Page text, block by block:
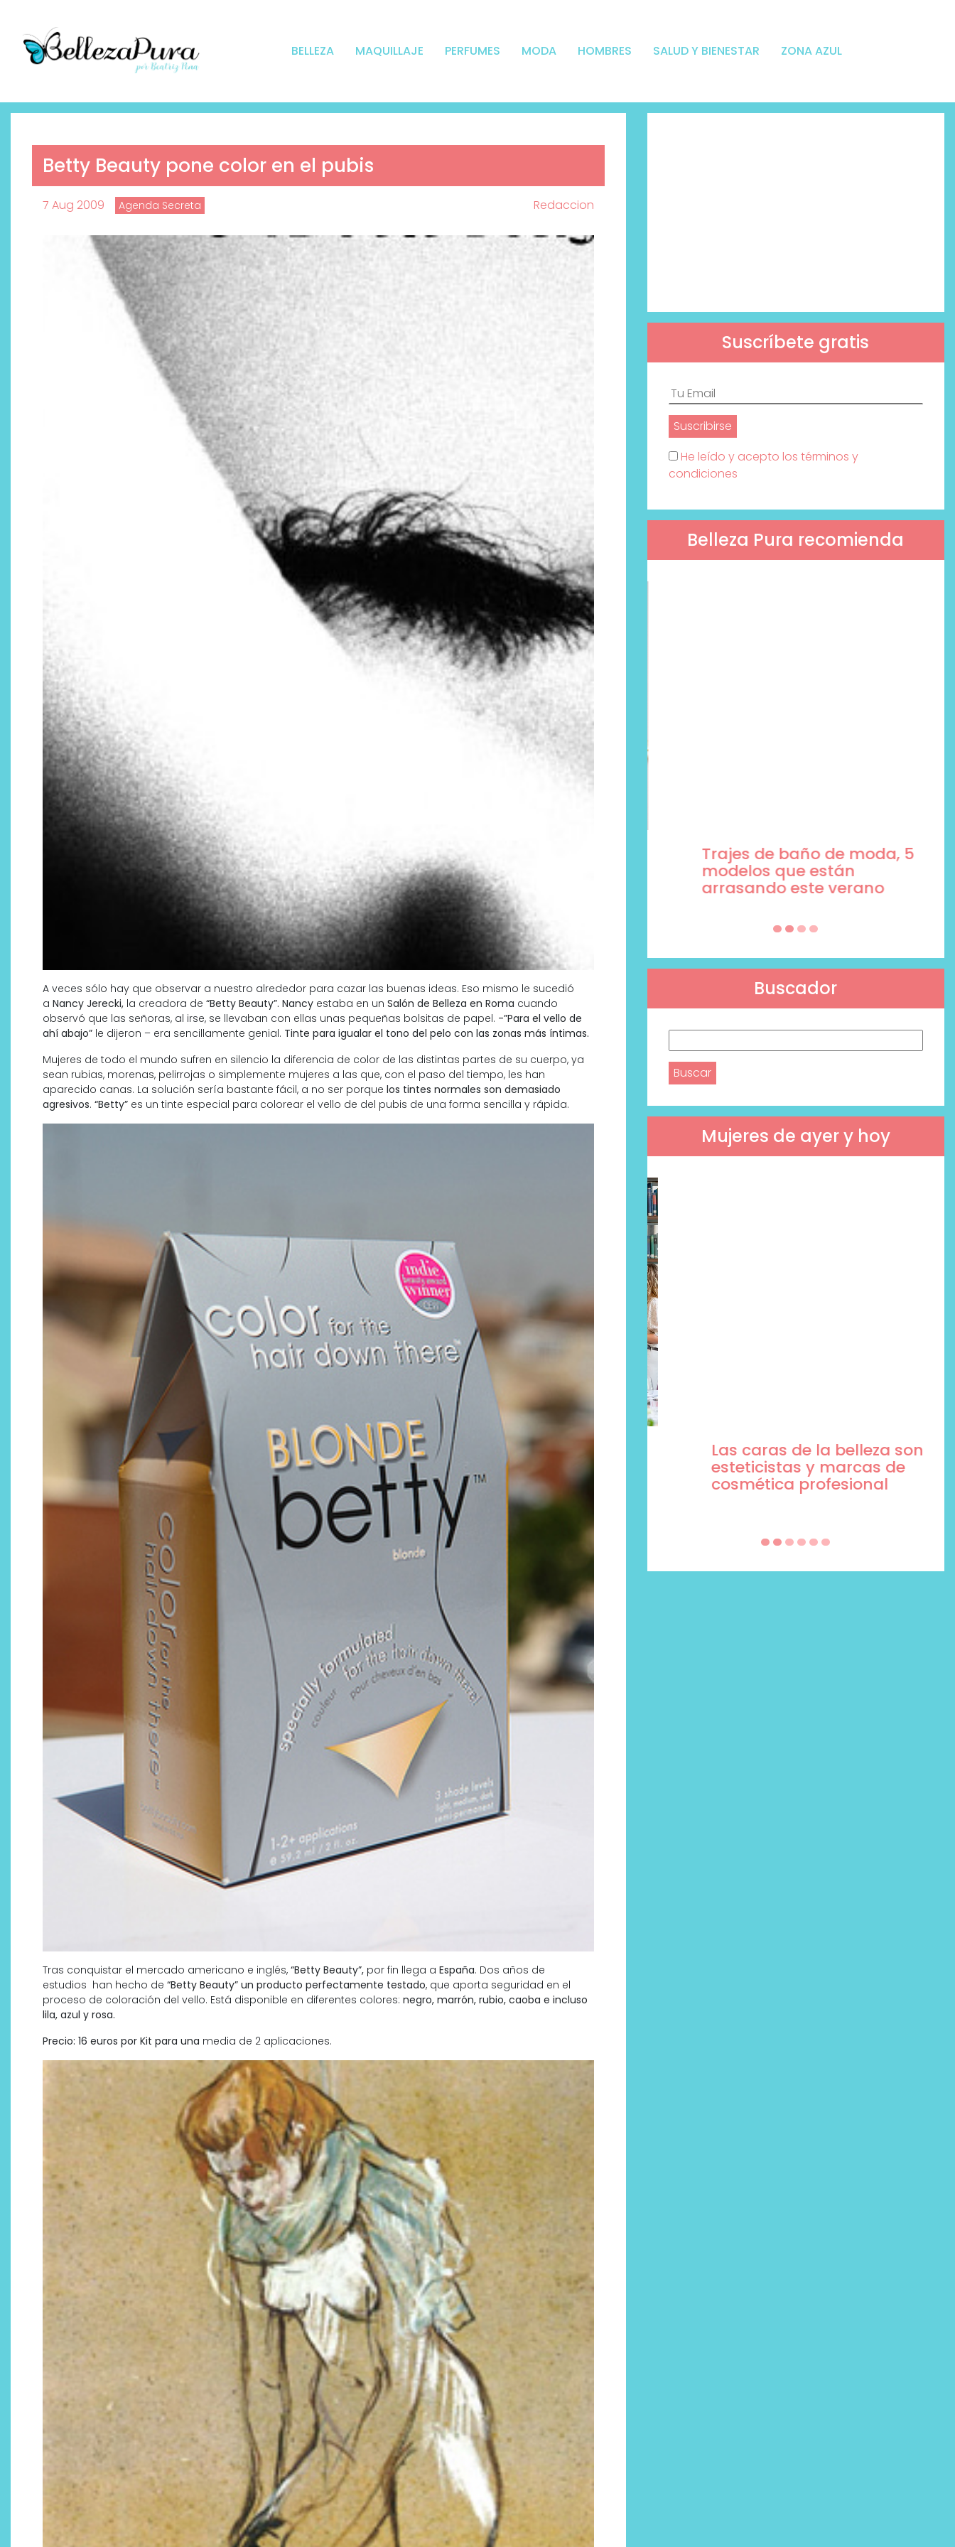
BELLEZA MAQUILLAJE PERFUMES MODA HOMBRES SALUD Y BIENESTAR ZONA AZUL
Betty Beauty pone color en el pubis
7 Aug 2009 Agenda Secreta Redaccion
A veces sólo hay que observar a nuestro alrededor para cazar las buenas ideas. Eso mismo le sucedió
a Nancy Jerecki, la creadora de “Betty Beauty”. Nancy estaba en un Salón de Belleza en Roma cuando
observó que las señoras, al irse, se llevaban con ellas unas pequeñas bolsitas de papel. -”Para el vello de
ahí abajo” le dijeron – era sencillamente genial. Tinte para igualar el tono del pelo con las zonas más íntimas.
Mujeres de todo el mundo sufren en silencio la diferencia de color de las distintas partes de su cuerpo, ya
sean rubias, morenas, pelirrojas o simplemente mujeres a las que, con el paso del tiempo, les han
aparecido canas. La solución sería bastante fácil, a no ser porque los tintes normales son demasiado
agresivos. “Betty” es un tinte especial para colorear el vello de del pubis de una forma sencilla y rápida.
Tras conquistar el mercado americano e inglés, “Betty Beauty”, por fin llega a España. Dos años de
estudios han hecho de “Betty Beauty” un producto perfectamente testado, que aporta seguridad en el
proceso de coloración del vello. Está disponible en diferentes colores: negro, marrón, rubio, caoba e incluso
lila, azul y rosa.
Precio: 16 euros por Kit para una media de 2 aplicaciones.
Suscríbete gratis
He leído y acepto los términos y
condiciones
Belleza Pura recomienda
Descubre cómo la cosmética
profesional va desde las
cabinas a tu rutina diaria
Por qué los bálsamos de CBD
tópico se han convertido en
uno de los productos de
bienestar más buscados
Trajes de baño de moda, 5
modelos que están
arrasando este verano
Buscador
Mujeres de ayer y hoy
¿Qué revelan las zapatillas
de Alexia Putellas para Nike
sobre la nueva era del
objeto-artista?
Labeau Organic continúa
apostando por la cosmética
del bienestar
Las caras de la belleza son
esteticistas y marcas de
cosmética profesional